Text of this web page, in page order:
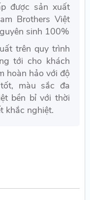
được sản xuất
Brothers Việt
sinh 100%
trên quy trình
tới cho khách
hoàn hảo với độ
màu sắc đa
bền bỉ với thời
khắc nghiệt.